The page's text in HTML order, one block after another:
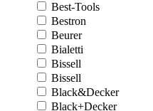
Best-Tools
Bestron
Beurer
Bialetti
Bissell
Bissell
Black&Decker
Black+Decker